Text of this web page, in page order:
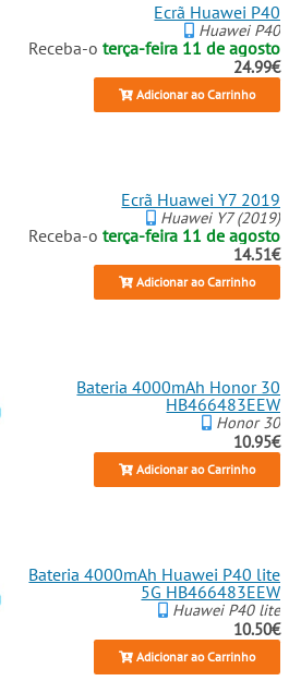
Ecrã Huawei P40
Huawei P40
Receba-oterça-feira 11 de agosto
24.99€
Adicionar ao Carrinho
Ecrã Huawei Y7 2019
Huawei Y7 (2019)
Receba-oterça-feira 11 de agosto
14.51€
Adicionar ao Carrinho
Bateria 4000mAh Honor 30
HB466483EEW
Honor 30
10.95€
Adicionar ao Carrinho
Bateria 4000mAh Huawei P40 lite
5G HB466483EEW
Huawei P40 lite
10.50€
Adicionar ao Carrinho